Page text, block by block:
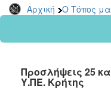
Αρχική Ο Τόπος
2026
2024
2022
Προσλήψεις 25
Υ.ΠΕ. Κρήτης